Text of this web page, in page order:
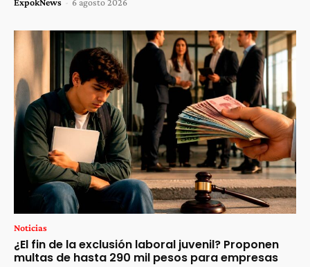
Noticias
¿El fin de la exclusión laboral juvenil? Proponen
multas de hasta 290 mil pesos para empresas